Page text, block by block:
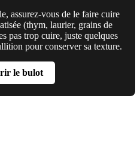
assurez-vous de le faire cuire
(thym, laurier, grains de
pas trop cuire, juste quelques
pour conserver sa texture.
le bulot